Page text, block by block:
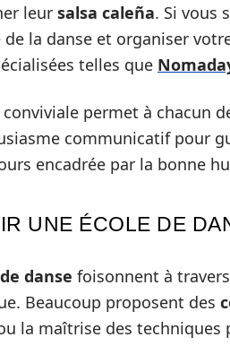
leur salsa caleña. Si vous
de la danse et organiser
telles que
conviviale permet à chacun
communicatif pour
encadrée par la bonne
UNE ÉCOLE DE
danse foisonnent à
Beaucoup proposent des
la maîtrise des